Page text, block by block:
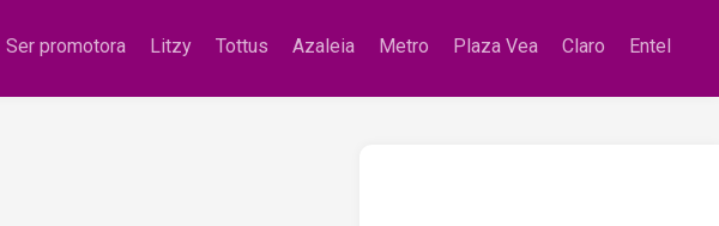
Ser promotora Litzy Tottus Azaleia Metro Plaza Vea Claro Entel